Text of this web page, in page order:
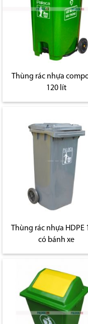
Thùng rác nhựa
120 lít
Thùng rác nhựa HDPE
có bánh xe